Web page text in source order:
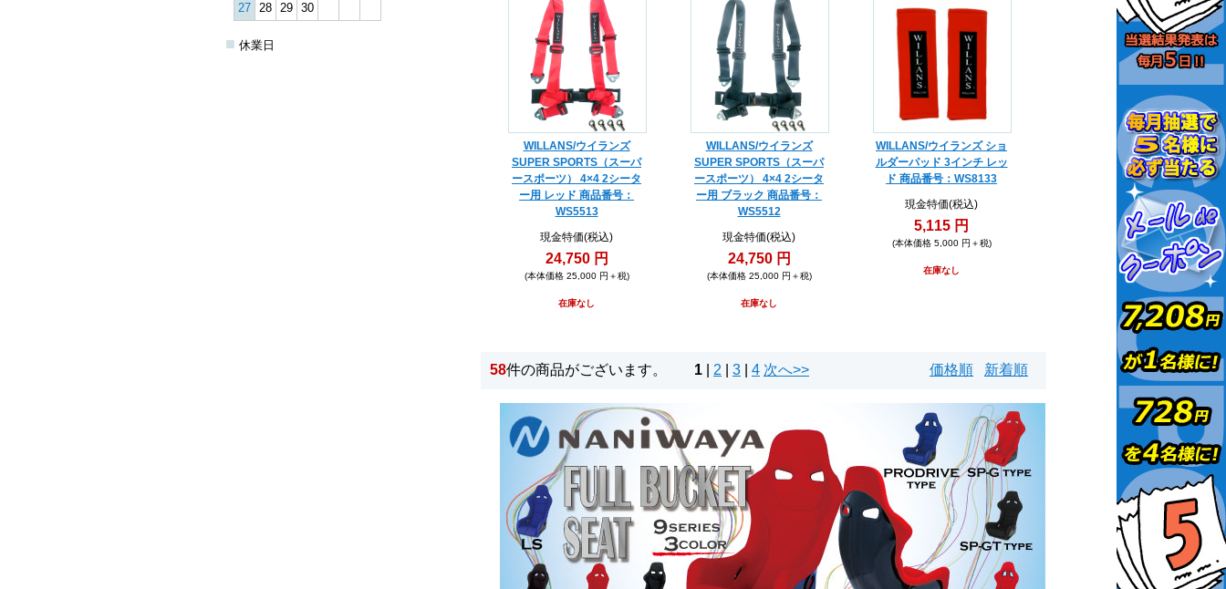
27 28 29 30
■ 休業日
WILLANS/ウイランズ
SUPER SPORTS（スーパ
ースポーツ） 4×4 2シータ
ー用 レッド 商品番号：
WS5513
現金特価(税込)
24,750 円
(本体価格 25,000 円＋税)
在庫なし
WILLANS/ウイランズ
SUPER SPORTS（スーパ
ースポーツ） 4×4 2シータ
ー用 ブラック 商品番号：
WS5512
現金特価(税込)
24,750 円
(本体価格 25,000 円＋税)
在庫なし
WILLANS/ウイランズ ショ
ルダーパッド 3インチ レッ
ド 商品番号：WS8133
現金特価(税込)
5,115 円
(本体価格 5,000 円＋税)
在庫なし
58件の商品がございます。 1 2 3 4 次へ>> 価格順 新着順